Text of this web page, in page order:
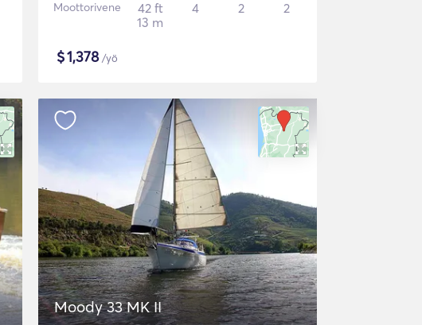
Moottorivene
42 ft
13 m
4 2 2
$1,378/yö
Moody 33 MK II